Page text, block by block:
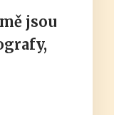
jsou